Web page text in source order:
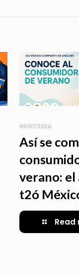
09/07/2026
Así se
verano: el
t2ó
Read